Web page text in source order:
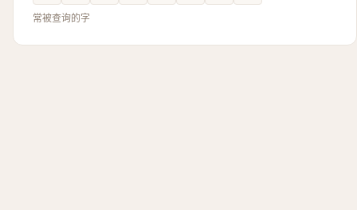
常被查询的字